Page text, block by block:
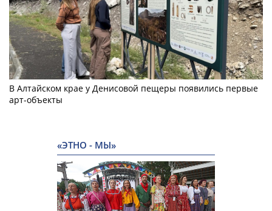
В Алтайском крае у Денисовой пещеры появились первые
арт-объекты
«ЭТНО - МЫ»